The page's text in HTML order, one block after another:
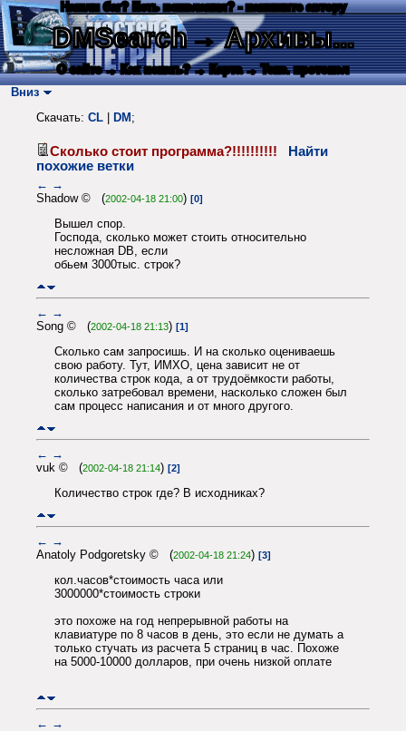
Нашли баг? Есть пожелания? - напишите автору
DMSearch→ Архивы...
О сайте → Как искать? → Карта → Текс. протокол
Вниз
Скачать: CL DM ;
Сколько стоит программа?!!!!!!!!!!
Найти
похожие ветки
← →
Shadow © (2002-04-18 21:00) [0]
Вышел спор.
Господа, сколько может стоить относительно
несложная DB, если
обьем 3000тыс. строк?
← →
Song © (2002-04-18 21:13) [1]
Сколько сам запросишь. И на сколько оцениваешь
свою работу. Тут, ИМХО, цена зависит не от
количества строк кода, а от трудоёмкости работы,
сколько затребовал времени, насколько сложен был
сам процесс написания и от много другого.
← →
vuk © (2002-04-18 21:14) [2]
Количество строк где? В исходниках?
← →
Anatoly Podgoretsky © (2002-04-18 21:24) [3]
кол.часов*стоимость часа или
3000000*стоимость строки
это похоже на год непрерывной работы на
клавиатуре по 8 часов в день, это если не думать а
только стучать из расчета 5 страниц в час. Похоже
на 5000-10000 долларов, при очень низкой оплате
← →